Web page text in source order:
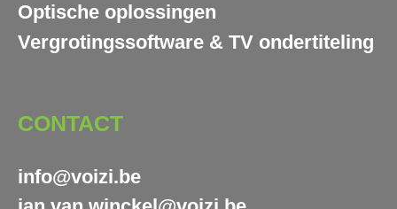
Optische oplossingen
Vergrotingssoftware & TV ondertiteling
CONTACT
info@voizi.be